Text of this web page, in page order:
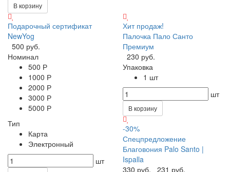
В корзину
Подарочный сертификат
NewYog
500 руб.
Номинал
500 Р
1000 Р
2000 Р
3000 Р
5000 Р
Тип
Карта
Электронный
шт
Хит продаж!
Палочка Пало Санто
Премиум
230 руб.
Упаковка
1 шт
шт
В корзину
-30%
Спецпредложение
Благовония Palo Santo |
Ispalla
330 руб.
231 руб.